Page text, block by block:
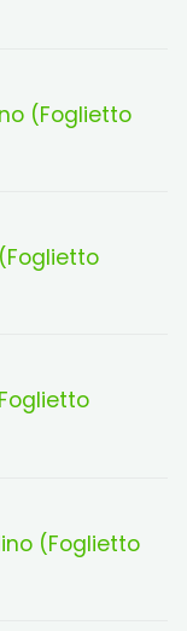
(Foglietto
(Foglietto